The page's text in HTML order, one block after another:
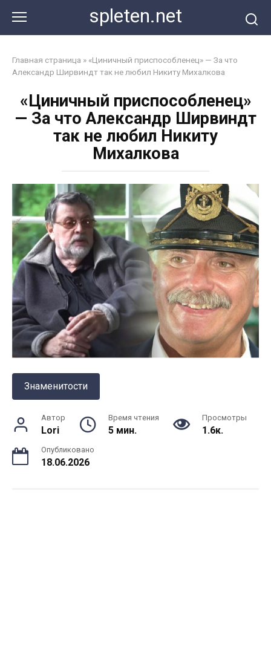
контенту
spleten.net
Главная страница » «Циничный приспособленец» — За что
Александр Ширвиндт так не любил Никиту Михалкова
«Циничный приспособленец»
— За что Александр Ширвиндт
так не любил Никиту
Михалкова
Знаменитости
Автор
Lori
Время чтения
5 мин.
Просмотры
1.6к.
Опубликовано
18.06.2026